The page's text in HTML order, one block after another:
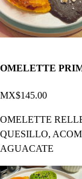
OMELETTE
MX$145.00
OMELETTE
QUESILLO,
AGUACATE